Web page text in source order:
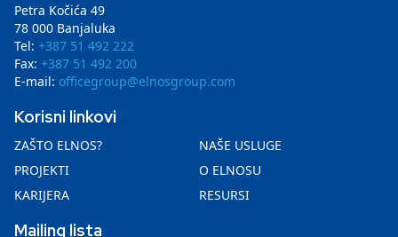
Petra Kočića 49
78 000 Banjaluka
Tel: +387 51 492 222
Fax: +387 51 492 200
E-mail: officegroup@elnosgroup.com
Korisni linkovi
ZAŠTO ELNOS?
NAŠE USLUGE
PROJEKTI
O ELNOSU
KARIJERA
RESURSI
Mailing lista